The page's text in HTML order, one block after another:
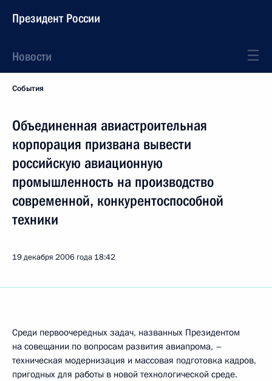
Президент России
Новости
События
Объединенная авиастроительная
корпорация призвана вывести
российскую авиационную
промышленность на производство
современной, конкурентоспособной
техники
19 декабря 2006 года 18:42
Среди первоочередных задач, названных Президентом
на совещании по вопросам развития авиапрома, –
техническая модернизация и массовая подготовка кадров,
пригодных для работы в новой технологической среде.